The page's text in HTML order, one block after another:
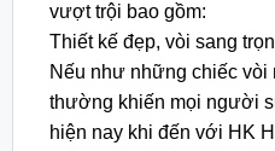
vượt trội bao gồm:
Thiết kế đẹp, vòi sang
Nếu như những chiếc
thường khiến mọi người
hiện nay khi đến với HK